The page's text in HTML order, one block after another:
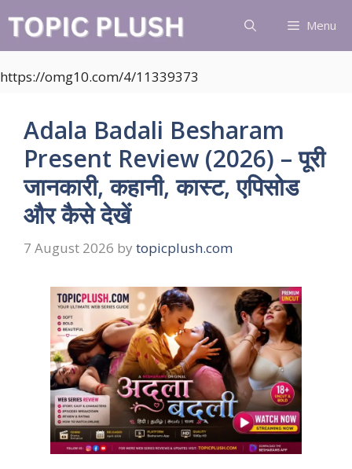
content
Menu
https://omg10.com/4/11339373
Adala Badali Besharam
Present Review (2026) – पूरी
जानकारी, कहानी, कास्ट, एपिसोड
और कैसे देखें
7 August 2026 by topicplush.com